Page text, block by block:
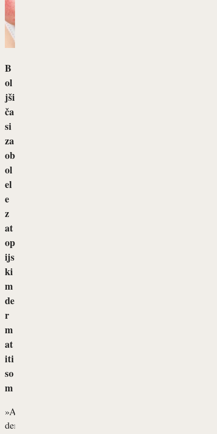
B
ol
jši
ča
si
za
ob
ol
el
e
z
at
op
ijs
ki
m
de
r
m
at
iti
so
m
»Atopijski
dermatitis,